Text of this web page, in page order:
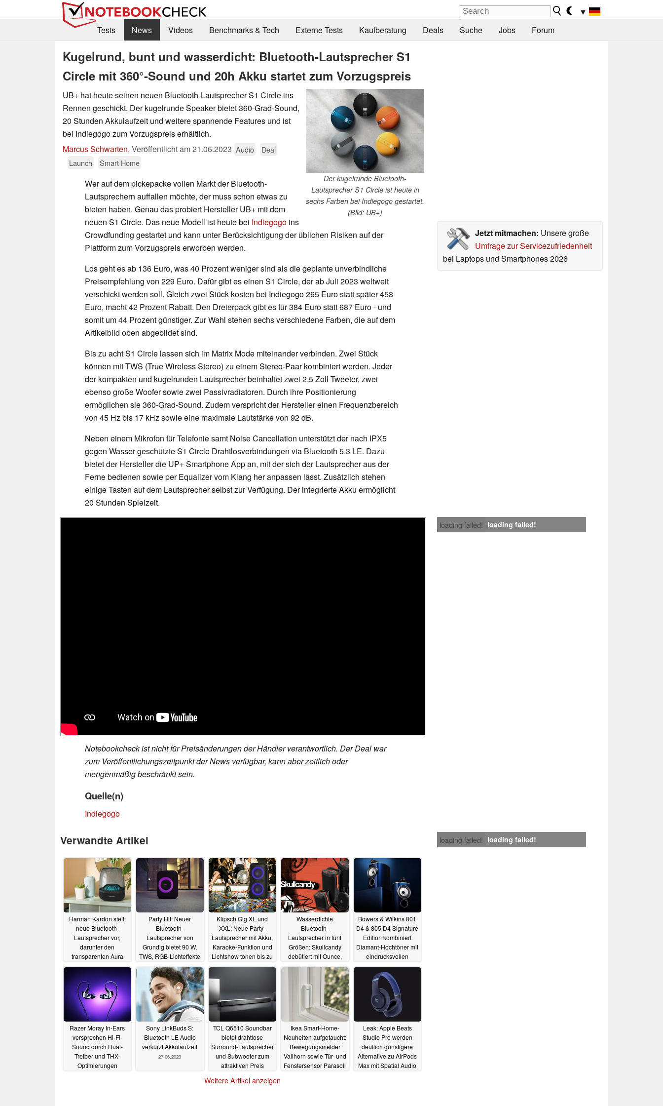
▼
Tests
News Videos Benchmarks & Tech Externe Tests Kaufberatung Deals Suche Jobs Forum
Kugelrund, bunt und wasserdicht: Bluetooth-Lautsprecher S1
Circle mit 360°-Sound und 20h Akku startet zum Vorzugspreis
Der kugelrunde Bluetooth-
Lautsprecher S1 Circle ist heute in
sechs Farben bei Indiegogo gestartet.
(Bild: UB+)
UB+ hat heute seinen neuen Bluetooth-Lautsprecher S1 Circle ins
Rennen geschickt. Der kugelrunde Speaker bietet 360-Grad-Sound,
20 Stunden Akkulaufzeit und weitere spannende Features und ist
bei Indiegogo zum Vorzugspreis erhältlich.
Marcus Schwarten, Veröffentlicht am21.06.2023 Audio
Deal
Launch
Smart Home
Jetzt mitmachen: Unsere große
Umfrage zur Servicezufriedenheit
bei Laptops und Smartphones 2026
Wer auf dem pickepacke vollen Markt der Bluetooth-
Lautsprechern auffallen möchte, der muss schon etwas zu
bieten haben. Genau das probiert Hersteller UB+ mit dem
neuen S1 Circle. Das neue Modell ist heute bei Indiegogo ins
Crowdfunding gestartet und kann unter Berücksichtigung der üblichen Risiken auf der
Plattform zum Vorzugspreis erworben werden.
Los geht es ab 136 Euro, was 40 Prozent weniger sind als die geplante unverbindliche
Preisempfehlung von 229 Euro. Dafür gibt es einen S1 Circle, der ab Juli 2023 weltweit
verschickt werden soll. Gleich zwei Stück kosten bei Indiegogo 265 Euro statt später 458
Euro, macht 42 Prozent Rabatt. Den Dreierpack gibt es für 384 Euro statt 687 Euro - und
somit um 44 Prozent günstiger. Zur Wahl stehen sechs verschiedene Farben, die auf dem
Artikelbild oben abgebildet sind.
Bis zu acht S1 Circle lassen sich im Matrix Mode miteinander verbinden. Zwei Stück
können mit TWS (True Wireless Stereo) zu einem Stereo-Paar kombiniert werden. Jeder
der kompakten und kugelrunden Lautsprecher beinhaltet zwei 2,5 Zoll Tweeter, zwei
ebenso große Woofer sowie zwei Passivradiatoren. Durch ihre Positionierung
ermöglichen sie 360-Grad-Sound. Zudem verspricht der Hersteller einen Frequenzbereich
von 45 Hz bis 17 kHz sowie eine maximale Lautstärke von 92 dB.
Neben einem Mikrofon für Telefonie samt Noise Cancellation unterstützt der nach IPX5
gegen Wasser geschützte S1 Circle Drahtlosverbindungen via Bluetooth 5.3 LE. Dazu
bietet der Hersteller die UP+ Smartphone App an, mit der sich der Lautsprecher aus der
Ferne bedienen sowie per Equalizer vom Klang her anpassen lässt. Zusätzlich stehen
einige Tasten auf dem Lautsprecher selbst zur Verfügung. Der integrierte Akku ermöglicht
20 Stunden Spielzeit.
loading failed! loading failed!
Notebookcheck ist nicht für Preisänderungen der Händler verantwortlich. Der Deal war
zum Veröffentlichungszeitpunkt der News verfügbar, kann aber zeitlich oder
mengenmäßig beschränkt sein.
Quelle(n)
Indiegogo
loading failed! loading failed!
Verwandte Artikel
Harman Kardon stellt
neue Bluetooth-
Lautsprecher vor,
darunter den
transparenten Aura
Studio 4 mit Kristall-
Lichtshow10.07.2023
Party Hit: Neuer
Bluetooth-
Lautsprecher von
Grundig bietet 90 W,
TWS, RGB-Lichteffekte
und 12 Stunden
Akkulaufzeit05.07.2023
Klipsch Gig XL und
XXL: Neue Party-
Lautsprecher mit Akku,
Karaoke-Funktion und
Lichtshow tönen bis zu
110 dB laut02.07.2023
Wasserdichte
Bluetooth-
Lautsprecher in fünf
Größen: Skullcandy
debütiert mit Ounce,
Kilo und Terrain
01.07.2023
Bowers & Wilkins 801
D4 & 805 D4 Signature
Edition kombiniert
Diamant-Hochtöner mit
eindrucksvollen
Finishes28.06.2023
Razer Moray In-Ears
versprechen Hi-Fi-
Sound durch Dual-
Treiber und THX-
Optimierungen
Sony LinkBuds S:
Bluetooth LE Audio
verkürzt Akkulaufzeit
27.06.2023
TCL Q6510 Soundbar
bietet drahtlose
Surround-Lautsprecher
und Subwoofer zum
attraktiven Preis
Ikea Smart-Home-
Neuheiten aufgetaucht:
Bewegungsmelder
Vallhorn sowie Tür- und
Fenstersensor Parasoll
Leak: Apple Beats
Studio Pro werden
deutlich günstigere
Alternative zu AirPods
Max mit Spatial Audio
Weitere Artikel anzeigen